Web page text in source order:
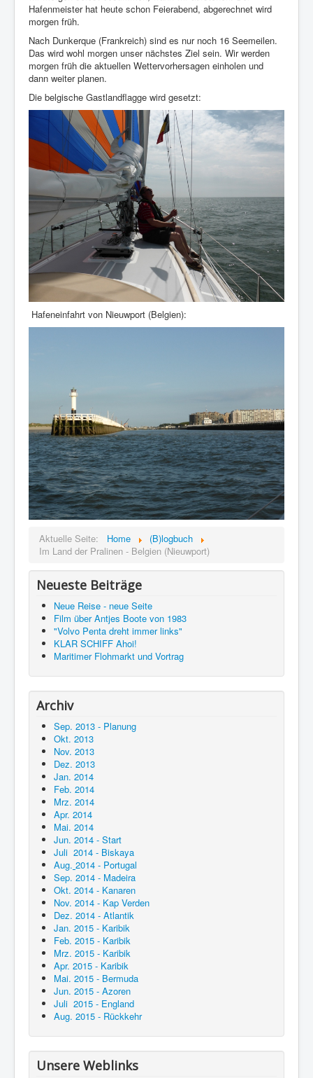
Hafenmeister hat heute schon Feierabend, abgerechnet wird
morgen früh.
Nach Dunkerque (Frankreich) sind es nur noch 16 Seemeilen.
Das wird wohl morgen unser nächstes Ziel sein. Wir werden
morgen früh die aktuellen Wettervorhersagen einholen und
dann weiter planen.
Die belgische Gastlandflagge wird gesetzt:
Hafeneinfahrt von Nieuwport (Belgien):
Aktuelle Seite: Home
(B)logbuch
Im Land der Pralinen - Belgien (Nieuwport)
Neueste Beiträge
Neue Reise - neue Seite
Film über Antjes Boote von 1983
"Volvo Penta dreht immer links"
KLAR SCHIFF Ahoi!
Maritimer Flohmarkt und Vortrag
Archiv
Sep. 2013 - Planung
Okt. 2013
Nov. 2013
Dez. 2013
Jan. 2014
Feb. 2014
Mrz. 2014
Apr. 2014
Mai. 2014
Jun. 2014 - Start
Juli 2014 - Biskaya
Aug. 2014 - Portugal
Sep. 2014 - Madeira
Okt. 2014 - Kanaren
Nov. 2014 - Kap Verden
Dez. 2014 - Atlantik
Jan. 2015 - Karibik
Feb. 2015 - Karibik
Mrz. 2015 - Karibik
Apr. 2015 - Karibik
Mai. 2015 - Bermuda
Jun. 2015 - Azoren
Juli 2015 - England
Aug. 2015 - Rückkehr
Unsere Weblinks